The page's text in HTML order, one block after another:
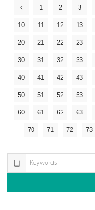
1 2 3
10 11 12 13
20 21 22 23
30 31 32 33
40 41 42 43
50 51 52 53
60 61 62 63
70 71 72 73